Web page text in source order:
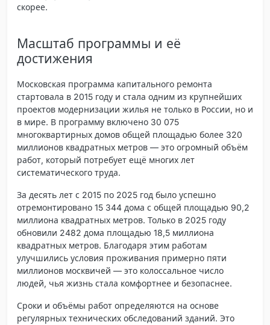
скорее.
Масштаб программы и её
достижения
Московская программа капитального ремонта
стартовала в 2015 году и стала одним из крупнейших
проектов модернизации жилья не только в России, но и
в мире. В программу включено 30 075
многоквартирных домов общей площадью более 320
миллионов квадратных метров — это огромный объём
работ, который потребует ещё многих лет
систематического труда.
За десять лет с 2015 по 2025 год было успешно
отремонтировано 15 344 дома с общей площадью 90,2
миллиона квадратных метров. Только в 2025 году
обновили 2482 дома площадью 18,5 миллиона
квадратных метров. Благодаря этим работам
улучшились условия проживания примерно пяти
миллионов москвичей — это колоссальное число
людей, чья жизнь стала комфортнее и безопаснее.
Сроки и объёмы работ определяются на основе
регулярных технических обследований зданий. Это